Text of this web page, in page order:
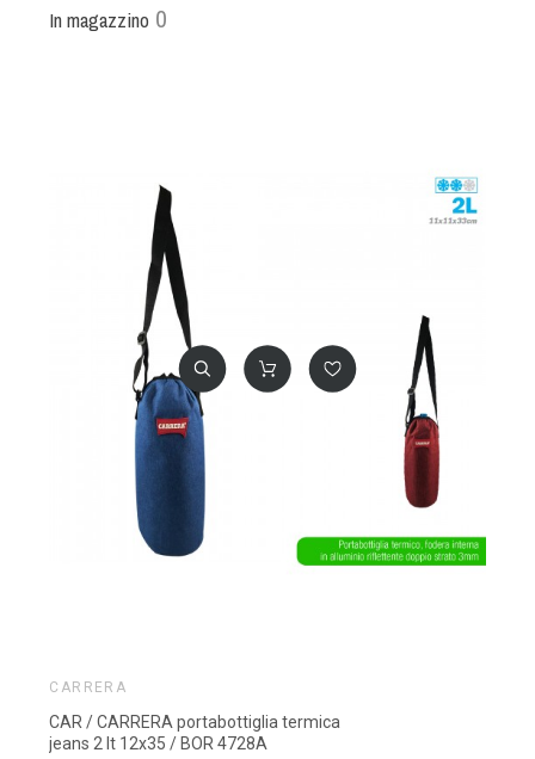
In magazzino 0
CARRERA
CAR / CARRERA portabottiglia termica
jeans 2 lt 12x35 / BOR 4728A